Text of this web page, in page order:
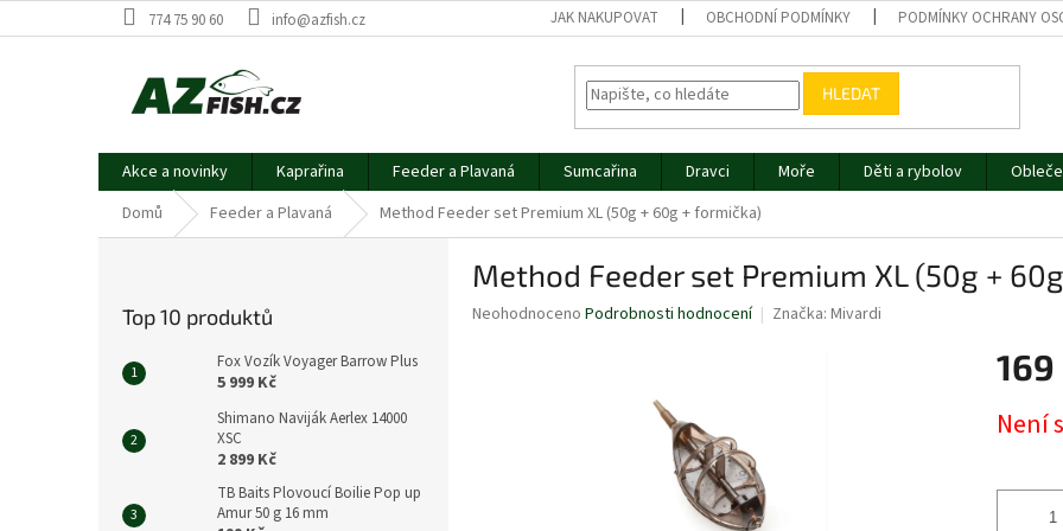
na
774 75 90 60 info@azfish.cz JAK NAKUPOVAT OBCHODNÍ PODMÍNKY PODMÍNKY OCHRANY
HLEDAT
Akce a novinky Kaprařina Feeder a Plavaná Sumcařina Dravci Moře Děti a rybolov
Domů
Feeder a Plavaná Method Feeder set Premium XL (50g + 60g + formička)
Top 10 produktů
Fox Vozík Voyager Barrow Plus
5 999 Kč
Shimano Naviják Aerlex 14000
XSC
2 899 Kč
TB Baits Plovoucí Boilie Pop up
Amur 50 g 16 mm
Method Feeder set Premium XL (50g +
Průměrné
Neohodnoceno Podrobnosti hodnocení Značka: Mivardi
169
cena:
Není